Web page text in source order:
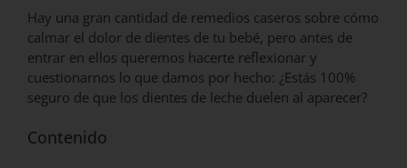
Hay una gran cantidad de remedios caseros sobre cómo
calmar el dolor de dientes de tu bebé, pero antes de
entrar en ellos queremos hacerte reflexionar y
cuestionarnos lo que damos por hecho: ¿Estás 100%
seguro de que los dientes de leche duelen al aparecer?
Contenido